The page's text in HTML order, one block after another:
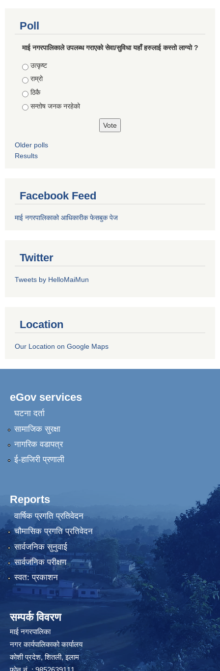
Poll
माई नगरपालिकाले उपलब्ध गराएको सेवा/सुविधा यहाँ हरुलाई कस्तो लाग्यो ?
Choices
उत्कृष्ट
राम्रो
ठिकै
सन्तोष जनक नरहेको
Older polls
Results
Facebook Feed
माई नगरपालिकाको आधिकारीक फेसबुक पेज
Twitter
Tweets by HelloMaiMun
Location
Our Location on Google Maps
eGov services
घटना दर्ता
सामाजिक सुरक्षा
नागरिक वडापत्र
ई-हाजिरी प्रणाली
Reports
वार्षिक प्रगति प्रतिवेदन
चौमासिक प्रगति प्रतिवेदन
सार्वजनिक सुनुवाई
सार्वजनिक परीक्षण
स्वत: प्रकाशन
सम्पर्क विवरण
माई नगरपालिका
नगर कार्यपालिकाको कार्यालय
कोशी प्रदेश, शितली, इलाम